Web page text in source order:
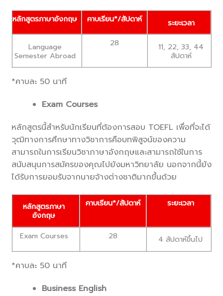
หลักสูตรภาษาอังกฤษ คาบเรียน*/สัปดาห์ ระยะเวลา
Language
Semester Abroad
28
11, 22, 33, 44
สัปดาห์
*คาบละ 50 นาที
Exam Courses
หลักสูตรนี้สำหรับนักเรียนที่ต้องการสอบ TOEFL เพื่อที่จะได้
วุฒิทางการศึกษาทางวิชาการคือบทพิสูจน์ของความ
สามารถในการเรียนวิชาภาษาอังกฤษและสามารถใช้ในการ
สนับสนุนการสมัครของคุณไปยังมหาวิทยาลัย นอกจากนี้ยัง
ได้รับการยอมรับจากนายจ้างต่างชาติมากขึ้นด้วย
หลักสูตรภาษา
อังกฤษ
คาบเรียน*/สัปดาห์ ระยะเวลา
Exam Courses 28 4 สัปดาห์ขึ้นไป
*คาบละ 50 นาที
Business English